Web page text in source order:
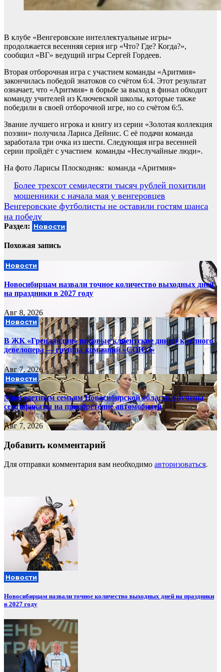
В клубе «Венгеровские интеллектуальные игры»
продолжается весенняя серия игр «Что? Где? Когда?»,
сообщил «ВГ» ведущий игры Сергей Гордеев.
Вторая отборочная игра с участием команды «Аритмия»
закончилась победой знатоков со счётом 6:4. Этот результат
означает, что «Аритмия» в борьбе за выход в финал обходит
команду учителей из Ключевской школы, которые также
победили в своей отборочной игре, но со счётом 6:5.
Звание лучшего игрока и книгу из серии «Золотая коллекция
поэзии» получила Лариса Дейнис. С её подачи команда
заработала три очка из шести. Следующая игра весенней
серии пройдёт с участием команды «Неслучайные люди».
На фото Ларисы Плоскодняк: команда «Аритмия»
Навигация
по
записям
Более трехсот семидесяти тысяч рублей похитили
мошенники с начала мая у венгеровцев
Венгеровские футболисты не оставили гостям шанса
на победу
Раздел: Новости
Похожая запись
Новости
Новосибирцам назвали точное количество выходных дней
на праздники в 2027 году
Авг 8, 2026
Новости
В ЖК «Гренландия» впервые клиентские дни от крупного
девелопера — группы компаний «СОЮЗ»
Авг 7, 2026
Новости
Многодетным семьям Новосибирской области вручены
сертификаты на приобретение автомобилей
Авг 7, 2026
Добавить комментарий
Для отправки комментария вам необходимо авторизоваться.
Новости
Новосибирцам назвали точное количество выходных дней на праздники
в 2027 году